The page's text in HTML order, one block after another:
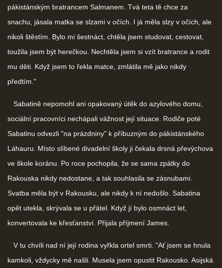
pákistánským bratrancem Salmanem. Tvá teta tě chce za
snachu, jásala matka se slzami v očích. I já měla slzy v očích, ale
nikoli štěstím. Bylo mi šestnáct, chtěla jsem studovat, cestovat,
toužila jsem být herečkou. Nechtěla jsem si vzít bratrance a rodit
mu děti. Když jsem to řekla matce, zmlátila mě jako nikdy
předtím."
Sabatině nepomohl ani opakovaný útěk do azylového domu,
sociální pracovníci nechápali vážnost její situace. Rodiče poté
Sabatinu odvezli "na prázdniny" k příbuzným do pákistánského
Láhauru. Místo slíbené divadelní školy ji čekala drsná převýchova
ve škole koránu. Po roce pochopila, že se sama zpátky do
Rakouska nikdy nedostane, a tak souhlasila se zásnubami.
Svatba měla být v Rakousku, ale nikdy k ní nedošlo. Sabatina
opět utekla, skrývala se u přátel. Když jí bylo osmnáct let,
konvertovala ke křesťanství. Přijala příjmení James.
V tu chvíli nad ní její rodina vyřkla ortel smrti. "Ať jsem se hnula
kamkoli, vždycky mě našli. Musela jsem opustit Rakousko. Asijská